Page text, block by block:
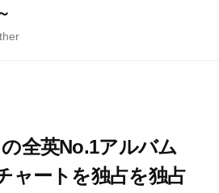
全英No.1アルバム
ャートを独占を独占